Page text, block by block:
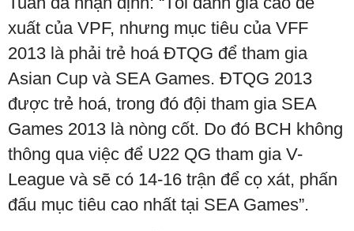
xuất của VPF, nhưng mục tiêu của VFF
2013 là phải trẻ hoá ĐTQG để tham gia
Asian Cup và SEA Games. ĐTQG 2013
được trẻ hoá, trong đó đội tham gia SEA
Games 2013 là nòng cốt. Do đó BCH không
thông qua việc để U22 QG tham gia V-
League và sẽ có 14-16 trận để cọ xát, phấn
đấu mục tiêu cao nhất tại SEA Games”.